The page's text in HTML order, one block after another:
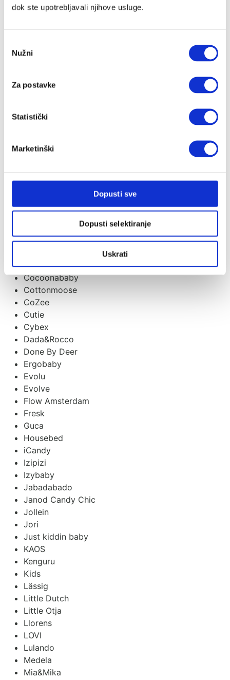
dok ste upotrebljavali njihove usluge.
pristanka
Nužni
Za postavke
Statistički
Marketinški
Dopusti sve
Dopusti selektiranje
Uskrati
AeroMoov
Asobu
Baby Björn
Baby Brezza
BabyMoov
Baobaby
Bibs
Childhome
Coco
Cocoonababy
Cottonmoose
CoZee
Cutie
Cybex
Dada&Rocco
Done By Deer
Ergobaby
Evolu
Evolve
Flow Amsterdam
Fresk
Guca
Housebed
iCandy
Izipizi
Izybaby
Jabadabado
Janod Candy Chic
Jollein
Jori
Just kiddin baby
KAOS
Kenguru
Kids
Lässig
Little Dutch
Little Otja
Llorens
LOVI
Lulando
Medela
Mia&Mika